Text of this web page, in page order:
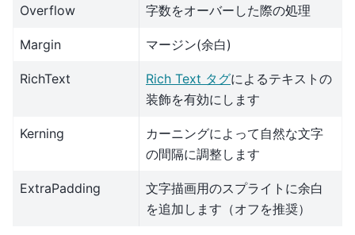
Overflow 字数をオーバーした際の処理
Margin マージン(余白)
RichText Rich Text タグによるテキストの
装飾を有効にします
Kerning
カーニングによって自然な文字
の間隔に調整します
ExtraPadding
文字描画用のスプライトに余白
を追加します（オフを推奨）